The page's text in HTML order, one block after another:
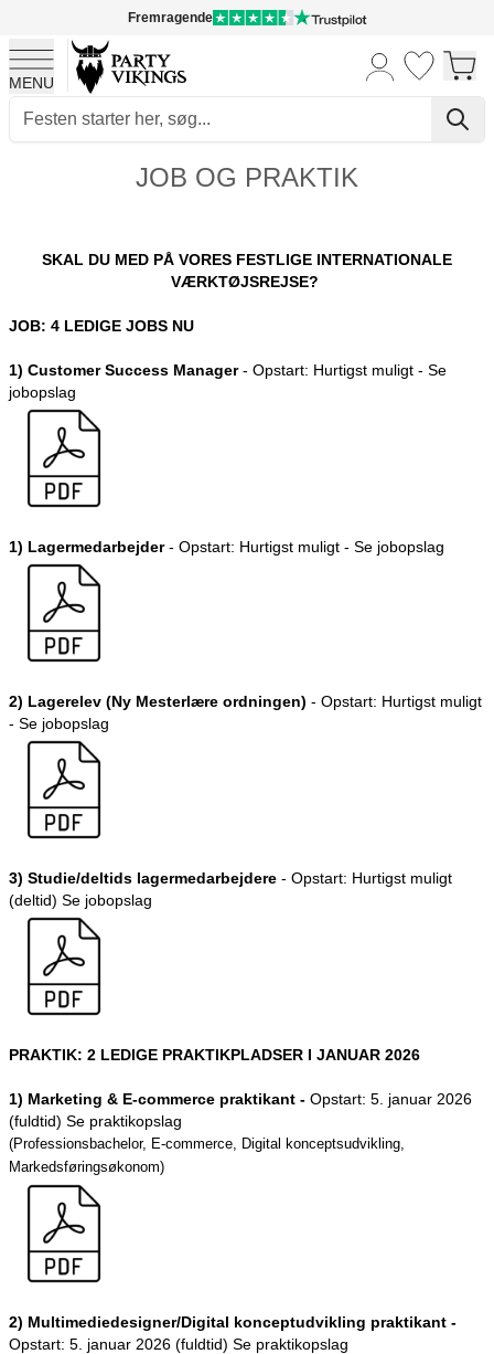
Fremragende
MENU
JOB OG PRAKTIK
SKAL DU MED PÅ VORES FESTLIGE INTERNATIONALE
VÆRKTØJSREJSE?
JOB: 4 LEDIGE JOBS NU
1) Customer Success Manager- Opstart: Hurtigst muligt - Se
jobopslag
1) Lagermedarbejder- Opstart: Hurtigst muligt - Se jobopslag
2) Lagerelev (Ny Mesterlære ordningen) - Opstart: Hurtigst muligt
- Se jobopslag
3) Studie/deltids lagermedarbejdere - Opstart: Hurtigst muligt
(deltid) Se jobopslag
PRAKTIK: 2 LEDIGE PRAKTIKPLADSER I JANUAR 2026
1) Marketing & E-commerce praktikant - Opstart: 5. januar 2026
(fuldtid) Se praktikopslag
(Professionsbachelor, E-commerce, Digital konceptsudvikling,
Markedsføringsøkonom)
2) Multimediedesigner/Digital konceptudvikling praktikant -
Opstart: 5. januar 2026 (fuldtid) Se praktikopslag